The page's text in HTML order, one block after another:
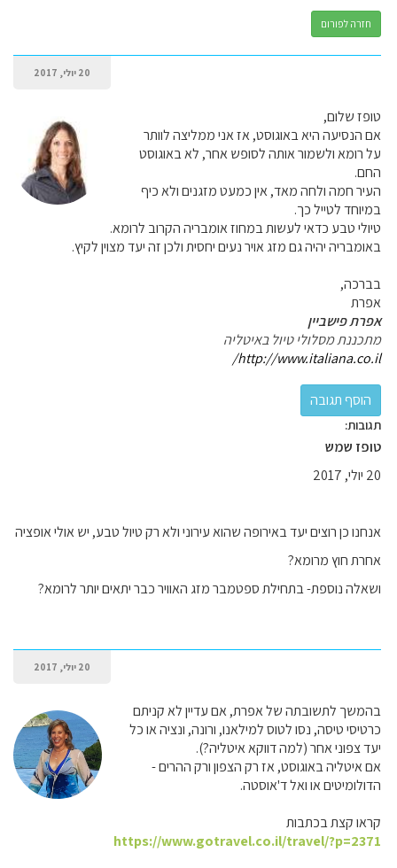
חזרה לפורום
20 יולי, 2017
טופז שלום,
אם הנסיעה היא באוגוסט, אז אני ממליצה לוותר
על רומא ולשמור אותה לסופש אחר, לא באוגוסט
החם.
העיר חמה ולחה מאד, אין כמעט מזגנים ולא כיף
במיוחד לטייל כך.
טיולי טבע כדאי לעשות במחוז אומבריה הקרוב לרומא.
באומבריה יהיה גם מזג אויר נעים יחסית ולכן זה יעד מצוין לקיץ.
בברכה,
אפרת
אפרת פישביין
מתכננת מסלולי טיול באיטליה
http://www.italiana.co.il/
תגובות:
טופז שמש
20 יולי, 2017
אנחנו כן רוצים יעד באירופה שהוא עירוני ולא רק טיול טבע, יש אולי אופציה
אחרת חוץ מרומא?
ושאלה נוספת- בתחילת ספטמבר מזג האוויר כבר יתאים יותר לרומא?
20 יולי, 2017
בהמשך לתשובתה של אפרת, אם עדיין לא קניתם
כרטיסי טיסה, נסו לטוס למילאנו, ורונה, ונציה או כל
יעד צפוני אחר (למה דווקא איטליה?).
אם איטליה באוגוסט, אז רק הצפון ורק ההרים -
הדולומיטים או ואל ד'אוסטה.
קראו קצת בכתבות
https://www.gotravel.co.il/travel/?p=2371